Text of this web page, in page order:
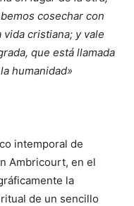
cosechar con
cristiana; y vale
que está llamada
humanidad»
intemporal de
Ambricourt, en el
la
de un sencillo